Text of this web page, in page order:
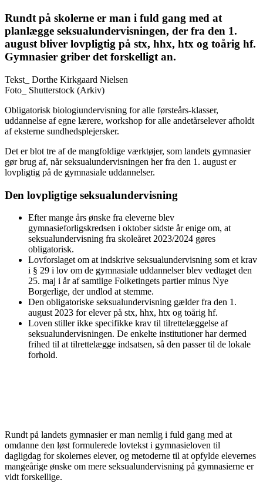
Rundt på skolerne er man i fuld gang med at
planlægge seksualundervisningen, der fra den 1.
august bliver lovpligtig på stx, hhx, htx og toårig hf.
Gymnasier griber det forskelligt an.
Tekst_ Dorthe Kirkgaard Nielsen
Foto_ Shutterstock (Arkiv)
Obligatorisk biologiundervisning for alle førsteårs-klasser,
uddannelse af egne lærere, workshop for alle andetårselever afholdt
af eksterne sundhedsplejersker.
Det er blot tre af de mangfoldige værktøjer, som landets gymnasier
gør brug af, når seksualundervisningen her fra den 1. august er
lovpligtig på de gymnasiale uddannelser.
Den lovpligtige seksualundervisning
Efter mange års ønske fra eleverne blev
gymnasieforligskredsen i oktober sidste år enige om, at
seksualundervisning fra skoleåret 2023/2024 gøres
obligatorisk.
Lovforslaget om at indskrive seksualundervisning som et krav
i § 29 i lov om de gymnasiale uddannelser blev vedtaget den
25. maj i år af samtlige Folketingets partier minus Nye
Borgerlige, der undlod at stemme.
Den obligatoriske seksualundervisning gælder fra den 1.
august 2023 for elever på stx, hhx, htx og toårig hf.
Loven stiller ikke specifikke krav til tilrettelæggelse af
seksualundervisningen. De enkelte institutioner har dermed
frihed til at tilrettelægge indsatsen, så den passer til de lokale
forhold.
Rundt på landets gymnasier er man nemlig i fuld gang med at
omdanne den løst formulerede lovtekst i gymnasieloven til
dagligdag for skolernes elever, og metoderne til at opfylde elevernes
mangeårige ønske om mere seksualundervisning på gymnasierne er
vidt forskellige.